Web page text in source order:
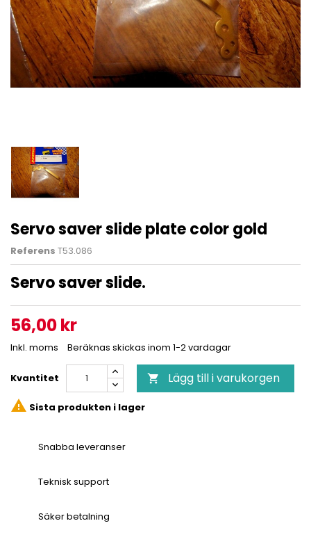
Servo saver slide plate color gold
Referens T53.086
Servo saver slide.
56,00 kr
Inkl. moms Beräknas skickas inom 1-2 vardagar
Kvantitet  Lägg till i varukorgen
 Sista produkten i lager
Snabba leveranser
Teknisk support
Säker betalning